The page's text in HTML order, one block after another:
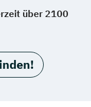
über 2100